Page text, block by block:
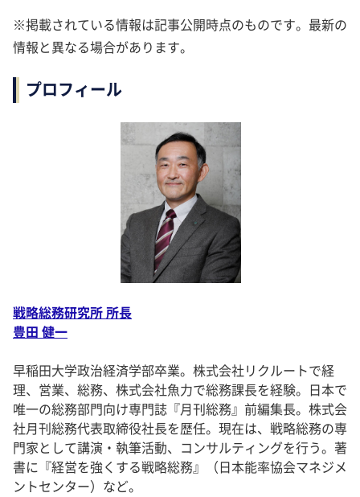
※掲載されている情報は記事公開時点のものです。最新の
情報と異なる場合があります。
プロフィール
戦略総務研究所 所長
豊田 健一
早稲田大学政治経済学部卒業。株式会社リクルートで経
理、営業、総務、株式会社魚力で総務課長を経験。日本で
唯一の総務部門向け専門誌『月刊総務』前編集長。株式会
社月刊総務代表取締役社長を歴任。現在は、戦略総務の専
門家として講演・執筆活動、コンサルティングを行う。著
書に『経営を強くする戦略総務』（日本能率協会マネジメ
ントセンター）など。